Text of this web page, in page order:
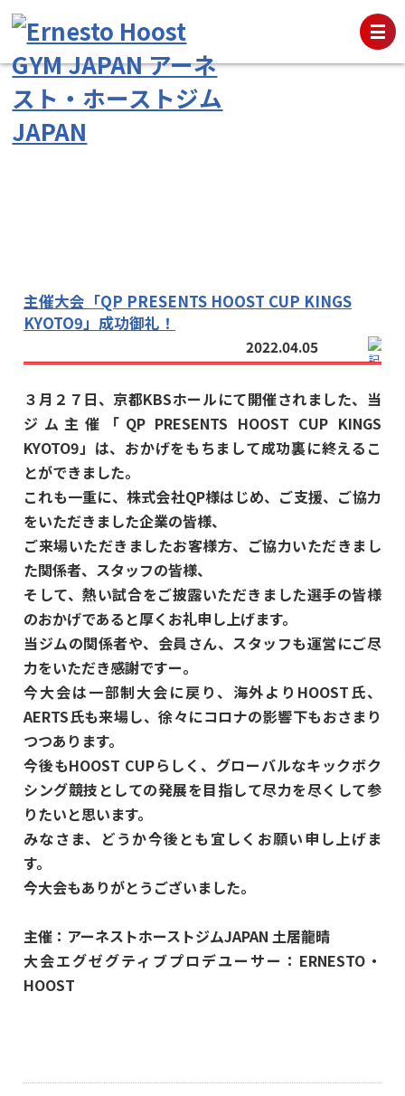
主催大会「QP PRESENTS HOOST CUP KINGS
KYOTO9」成功御礼！
2022.04.05
３月２７日、京都KBSホールにて開催されました、当
ジム主催「QP PRESENTS HOOST CUP KINGS
KYOTO9」は、おかげをもちまして成功裏に終えるこ
とができました。
これも一重に、株式会社QP様はじめ、ご支援、ご協力
をいただきました企業の皆様、
ご来場いただきましたお客様方、ご協力いただきまし
た関係者、スタッフの皆様、
そして、熱い試合をご披露いただきました選手の皆様
のおかげであると厚くお礼申し上げます。
当ジムの関係者や、会員さん、スタッフも運営にご尽
力をいただき感謝ですー。
今大会は一部制大会に戻り、海外よりHOOST氏、
AERTS氏も来場し、徐々にコロナの影響下もおさまり
つつあります。
今後もHOOST CUPらしく、グローバルなキックボク
シング競技としての発展を目指して尽力を尽くして参
りたいと思います。
みなさま、どうか今後とも宜しくお願い申し上げま
す。
今大会もありがとうございました。
主催：アーネストホーストジムJAPAN 土居龍晴
大会エグゼグティブプロデユーサー：ERNESTO・
HOOST